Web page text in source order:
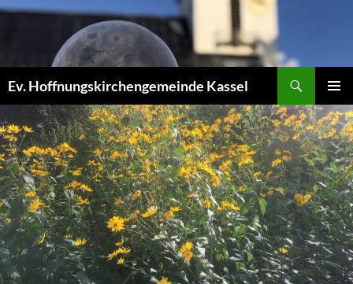
Zum
Ev. Hoffnungskirchengemeinde Kassel
MENÜ